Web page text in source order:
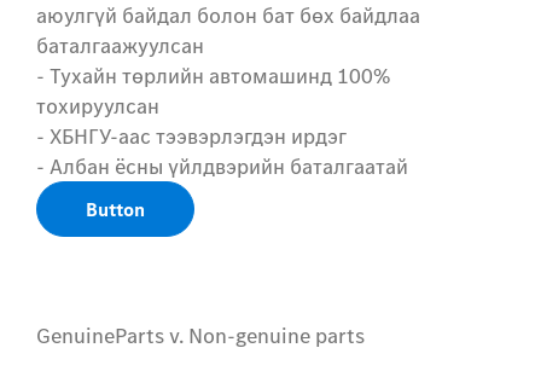
аюулгүй байдал болон бат бөх байдлаа
баталгаажуулсан
- Тухайн төрлийн автомашинд 100%
тохируулсан
- ХБНГУ-аас тээвэрлэгдэн ирдэг
- Албан ёсны үйлдвэрийн баталгаатай
Button
GenuineParts v. Non-genuine parts